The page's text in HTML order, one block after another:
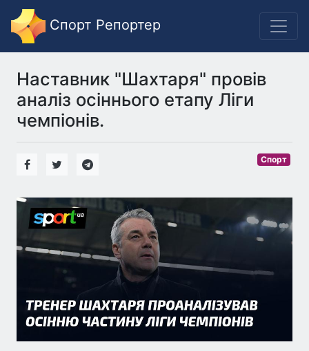
Спорт Репортер
Наставник "Шахтаря" провів
аналіз осіннього етапу Ліги
чемпіонів.
Спорт